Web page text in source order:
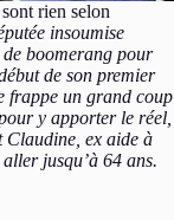
rien selon
insoumise
de boomerang pour
de son premier
frappe un grand coup
y apporter le réel,
Claudine, ex aide à
jusqu’à 64 ans.